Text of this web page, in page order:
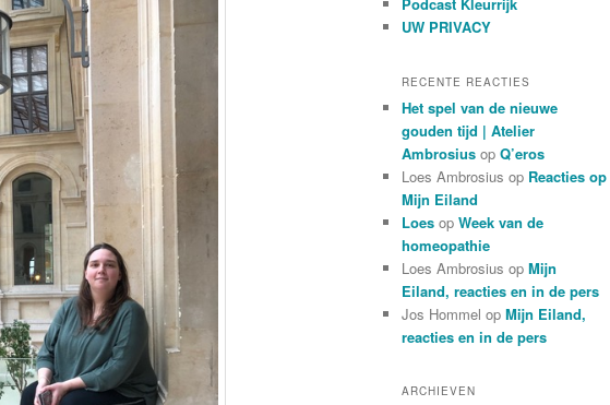
UW PRIVACY
RECENTE REACTIES
Het spel van de nieuwe
gouden tijd | Atelier
Ambrosius op Q’eros
Loes Ambrosius op Reacties op
Mijn Eiland
Loes op Week van de
homeopathie
Loes Ambrosius op Mijn
Eiland, reacties en in de pers
Jos Hommel op Mijn Eiland,
reacties en in de pers
ARCHIEVEN